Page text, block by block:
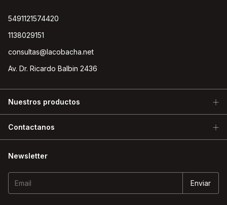
5491121574420
1138029151
consultas@lacobacha.net
Av. Dr. Ricardo Balbin 2436
Nuestros productos
Contactanos
Newsletter